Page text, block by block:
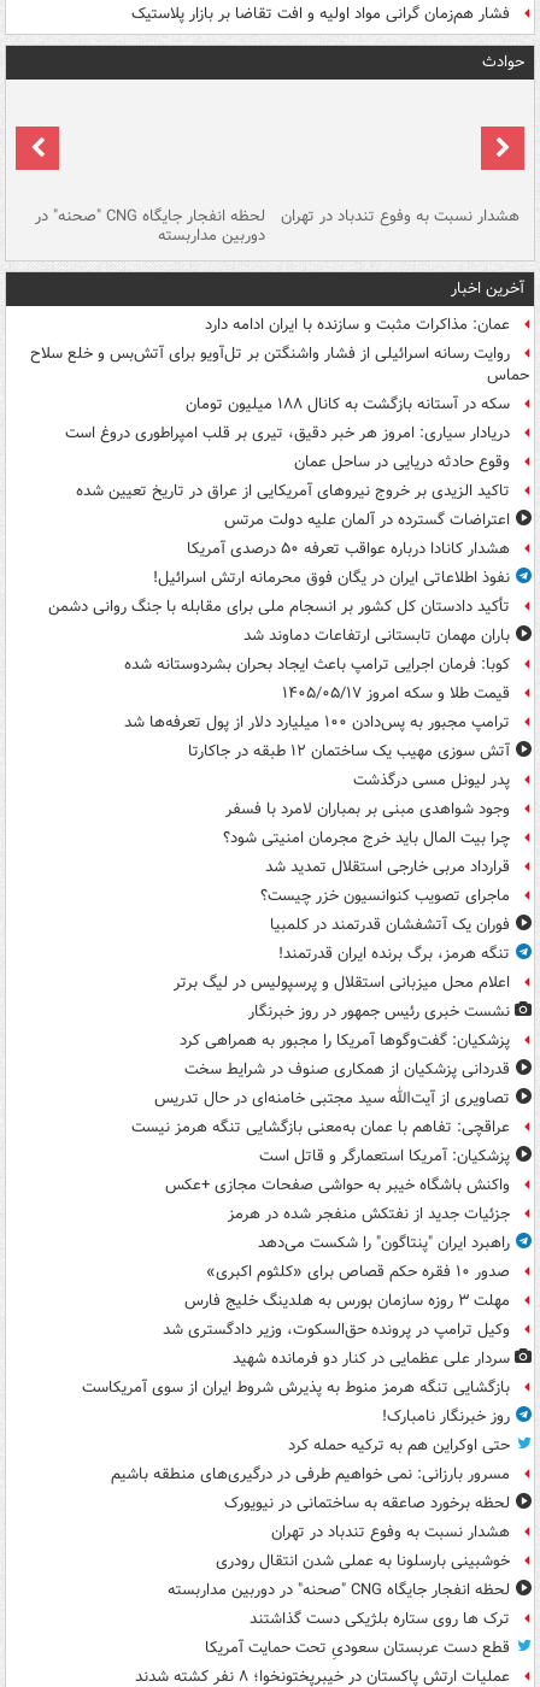
فشار هم‌زمان گرانی مواد اولیه و افت تقاضا بر بازار پلاستیک
حوادث
هشدار نسبت به وفوع تندباد در تهران لحظه انفجار جایگاه CNG "صحنه" در
دوربین مداربسته
آخرین اخبار
عمان: مذاکرات مثبت و سازنده با ایران ادامه دارد
روایت رسانه اسرائیلی از فشار واشنگتن بر تل‌آویو برای آتش‌بس و خلع سلاح
حماس
سکه در آستانه بازگشت به کانال ۱۸۸ میلیون تومان
دریادار سیاری: امروز هر خبر دقیق، تیری بر قلب امپراطوری دروغ است
وقوع حادثه دریایی در ساحل عمان
تاکید الزیدی بر خروج نیروهای آمریکایی از عراق در تاریخ تعیین شده
اعتراضات گسترده در آلمان علیه دولت مرتس
هشدار کانادا درباره عواقب تعرفه ۵۰ درصدی آمریکا
نفوذ اطلاعاتی ایران در یگان فوق محرمانه ارتش اسرائیل!
تأکید دادستان کل کشور بر انسجام ملی برای مقابله با جنگ روانی دشمن
باران مهمان تابستانی ارتفاعات دماوند شد
کوبا: فرمان اجرایی ترامپ باعث ایجاد بحران بشردوستانه شده
قیمت طلا و سکه امروز ۱۴۰۵/۰۵/۱۷
ترامپ مجبور به پس‌دادن ۱۰۰ میلیارد دلار از پول تعرفه‌ها شد
آتش سوزی مهیب یک ساختمان ۱۲ طبقه در جاکارتا
پدر لیونل مسی درگذشت
وجود شواهدی مبنی بر بمباران لامرد با فسفر
چرا بیت المال باید خرج مجرمان امنیتی شود؟
قرارداد مربی خارجی استقلال تمدید شد
ماجرای تصویب کنوانسیون خزر چیست؟
فوران یک آتشفشان قدرتمند در کلمبیا
تنگه هرمز، برگ برنده ایران قدرتمند!
اعلام محل میزبانی استقلال و پرسپولیس در لیگ برتر
نشست خبری رئیس جمهور در روز خبرنگار
پزشکیان: گفت‌وگوها آمریکا را مجبور به همراهی کرد
قدردانی پزشکیان از همکاری صنوف در شرایط سخت
تصاویری از آیت‌الله سید مجتبی خامنه‌ای در حال تدریس
عراقچی: تفاهم با عمان به‌معنی بازگشایی تنگه هرمز نیست
پزشکیان: آمریکا استعمارگر و قاتل است
واکنش باشگاه خیبر به حواشی صفحات مجازی +عکس
جزئیات جدید از نفتکش منفجر شده در هرمز
راهبرد ایران "پنتاگون" را شکست می‌دهد
صدور ۱۰ فقره حکم قصاص برای «کلثوم اکبری»
مهلت ۳ روزه سازمان بورس به هلدینگ خلیج فارس
وکیل ترامپ در پرونده حق‌السکوت، وزیر دادگستری شد
سردار علی عظمایی در کنار دو فرمانده شهید
بازگشایی تنگه هرمز منوط به پذیرش شروط ایران از سوی آمریکاست
روز خبرنگار نامبارک!
حتی اوکراین هم به ترکیه حمله کرد
مسرور بارزانی: نمی خواهیم طرفی در درگیری‌های منطقه باشیم
لحظه برخورد صاعقه به ساختمانی در نیویورک
هشدار نسبت به وفوع تندباد در تهران
خوشبینی بارسلونا به عملی شدن انتقال رودری
لحظه انفجار جایگاه CNG "صحنه" در دوربین مداربسته
ترک ها روی ستاره بلژیکی دست گذاشتند
قطع دست عربستان سعودیِ تحت حمایت آمریکا
عملیات ارتش پاکستان در خیبرپختونخوا؛ ۸ نفر کشته شدند